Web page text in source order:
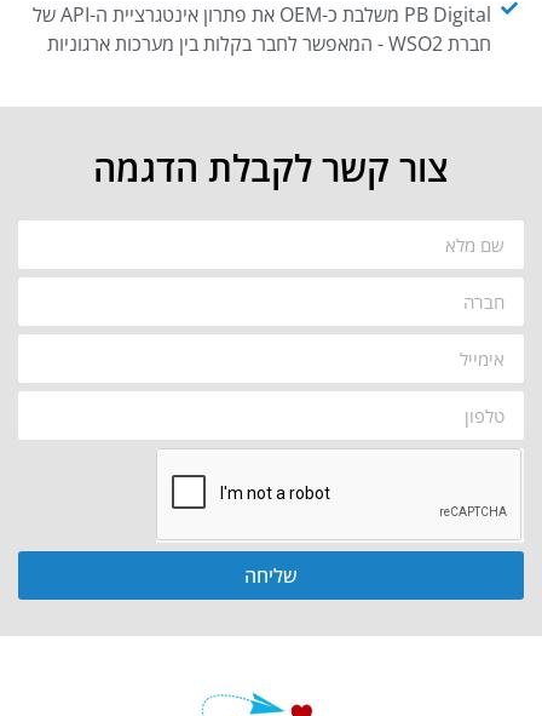
PB Digital משלבת כ-OEM את פתרון אינטגרציית ה-API של
חברת WSO2 - המאפשר לחבר בקלות בין מערכות ארגוניות
צור קשר לקבלת הדגמה
שליחה